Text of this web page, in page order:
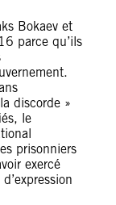
Bokaev et
parce qu’ils
discorde »
le
prisonniers
exercé